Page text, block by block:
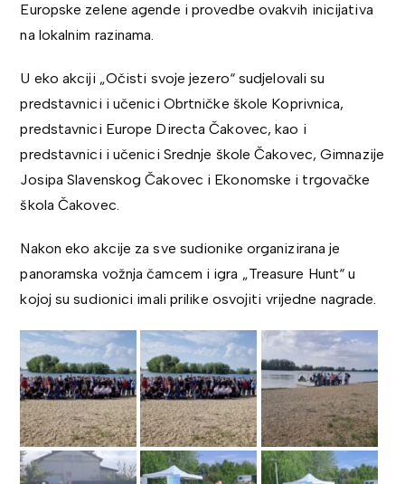
Europske zelene agende i provedbe ovakvih inicijativa
na lokalnim razinama.
U eko akciji „Očisti svoje jezero“ sudjelovali su
predstavnici i učenici Obrtničke škole Koprivnica,
predstavnici Europe Directa Čakovec, kao i
predstavnici i učenici Srednje škole Čakovec, Gimnazije
Josipa Slavenskog Čakovec i Ekonomske i trgovačke
škola Čakovec.
Nakon eko akcije za sve sudionike organizirana je
panoramska vožnja čamcem i igra „Treasure Hunt“ u
kojoj su sudionici imali prilike osvojiti vrijedne nagrade.